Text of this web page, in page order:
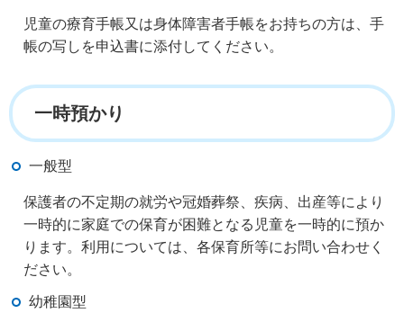
児童の療育手帳又は身体障害者手帳をお持ちの方は、手
帳の写しを申込書に添付してください。
一時預かり
一般型
保護者の不定期の就労や冠婚葬祭、疾病、出産等により
一時的に家庭での保育が困難となる児童を一時的に預か
ります。利用については、各保育所等にお問い合わせく
ださい。
幼稚園型